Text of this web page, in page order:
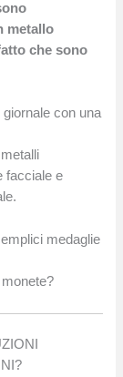
metallo
che sono
con una
facciale e
medaglie